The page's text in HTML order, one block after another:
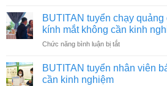
tuyển
quay
video
ngành
mắt
BUTITAN tuyển chạy
kính mắt không cần kinh
Chức năng bình luận bị tắtở
tuyển
BUTITAN tuyển nhân viên
cần kinh nghiệm